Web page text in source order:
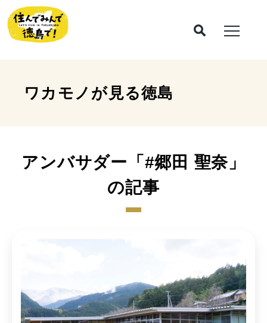
ワカモノが見る徳島
アンバサダー「#郷田 聖奈」
の記事